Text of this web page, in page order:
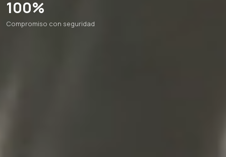
100%
Compromiso con seguridad